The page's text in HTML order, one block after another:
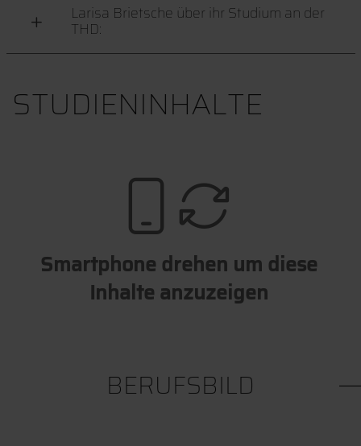
Larisa Brietsche über ihr Studium an der
THD:
STUDIENINHALTE
Smartphone drehen um diese
Inhalte anzuzeigen
BERUFSBILD